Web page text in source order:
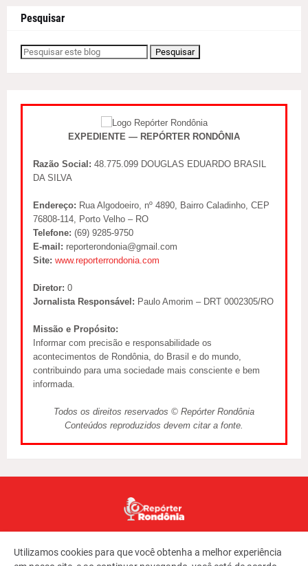
Pesquisar
EXPEDIENTE — REPÓRTER RONDÔNIA
Razão Social: 48.775.099 DOUGLAS EDUARDO BRASIL
DA SILVA
Endereço: Rua Algodoeiro, nº 4890, Bairro Caladinho, CEP
76808-114, Porto Velho – RO
Telefone: (69) 9285-9750
E-mail: reporterondonia@gmail.com
Site: www.reporterrondonia.com
Diretor: 0
Jornalista Responsável: Paulo Amorim – DRT 0002305/RO
Missão e Propósito:
Informar com precisão e responsabilidade os
acontecimentos de Rondônia, do Brasil e do mundo,
contribuindo para uma sociedade mais consciente e bem
informada.
Todos os direitos reservados © Repórter Rondônia
Conteúdos reproduzidos devem citar a fonte.
Utilizamos cookies para que você obtenha a melhor experiência